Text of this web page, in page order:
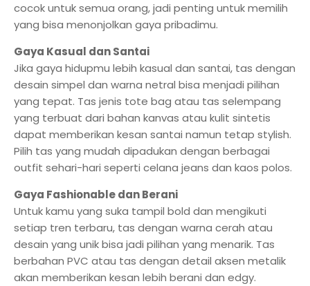
cocok untuk semua orang, jadi penting untuk memilih
yang bisa menonjolkan gaya pribadimu.
Gaya Kasual dan Santai
Jika gaya hidupmu lebih kasual dan santai, tas dengan
desain simpel dan warna netral bisa menjadi pilihan
yang tepat. Tas jenis tote bag atau tas selempang
yang terbuat dari bahan kanvas atau kulit sintetis
dapat memberikan kesan santai namun tetap stylish.
Pilih tas yang mudah dipadukan dengan berbagai
outfit sehari-hari seperti celana jeans dan kaos polos.
Gaya Fashionable dan Berani
Untuk kamu yang suka tampil bold dan mengikuti
setiap tren terbaru, tas dengan warna cerah atau
desain yang unik bisa jadi pilihan yang menarik. Tas
berbahan PVC atau tas dengan detail aksen metalik
akan memberikan kesan lebih berani dan edgy.